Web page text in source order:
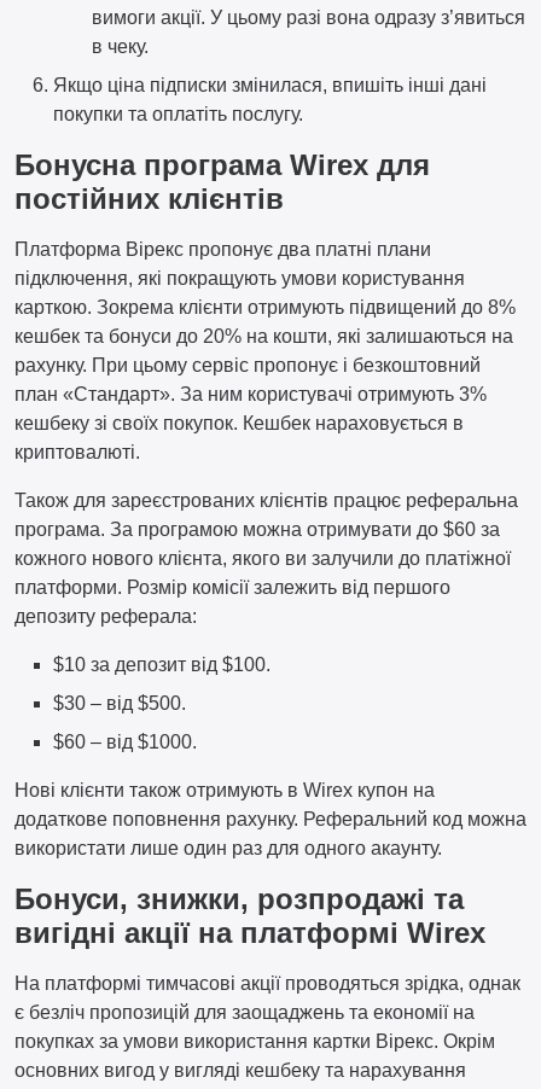
вимоги акції. У цьому разі вона одразу з’явиться
в чеку.
Якщо ціна підписки змінилася, впишіть інші дані
покупки та оплатіть послугу.
Бонусна програма Wirex для
постійних клієнтів
Платформа Вірекс пропонує два платні плани
підключення, які покращують умови користування
карткою. Зокрема клієнти отримують підвищений до 8%
кешбек та бонуси до 20% на кошти, які залишаються на
рахунку. При цьому сервіс пропонує і безкоштовний
план «Стандарт». За ним користувачі отримують 3%
кешбеку зі своїх покупок. Кешбек нараховується в
криптовалюті.
Також для зареєстрованих клієнтів працює реферальна
програма. За програмою можна отримувати до $60 за
кожного нового клієнта, якого ви залучили до платіжної
платформи. Розмір комісії залежить від першого
депозиту реферала:
$10 за депозит від $100.
$30 – від $500.
$60 – від $1000.
Нові клієнти також отримують в Wirex купон на
додаткове поповнення рахунку. Реферальний код можна
використати лише один раз для одного акаунту.
Бонуси, знижки, розпродажі та
вигідні акції на платформі Wirex
На платформі тимчасові акції проводяться зрідка, однак
є безліч пропозицій для заощаджень та економії на
покупках за умови використання картки Вірекс. Окрім
основних вигод у вигляді кешбеку та нарахування